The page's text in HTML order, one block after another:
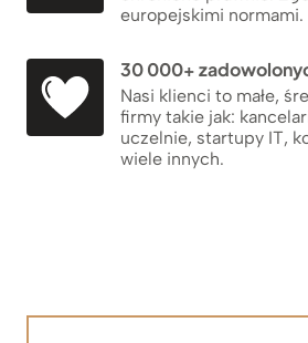
europejskimi normami.
30 000+
Nasi klienci to małe,
firmy takie jak:
uczelnie, startupy IT,
wiele innych.